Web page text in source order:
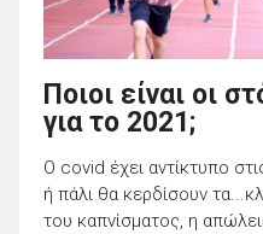
Ποιοι είναι οι
για το 2021;
Ο covid έχει αντίκτυπο
ή πάλι θα κερδίσουν
του καπνίσματος, η